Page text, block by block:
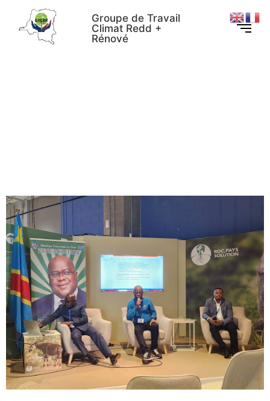
Groupe de Travail
Climat Redd +
Rénové